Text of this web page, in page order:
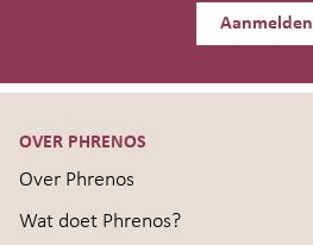
Aanmelden
OVER PHRENOS
Over Phrenos
Wat doet Phrenos?